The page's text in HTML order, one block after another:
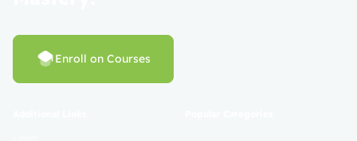
Enroll on Courses